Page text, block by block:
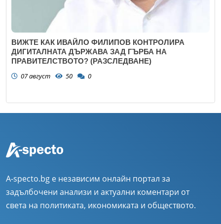
ВИЖТЕ КАК ИВАЙЛО ФИЛИПОВ КОНТРОЛИРА
ДИГИТАЛНАТА ДЪРЖАВА ЗАД ГЪРБА НА
ПРАВИТЕЛСТВОТО? (РАЗСЛЕДВАНЕ)
07 август 50 0
A-specto.bg е независим онлайн портал за
задълбочени анализи и актуални коментари от
света на политиката, икономиката и обществото.